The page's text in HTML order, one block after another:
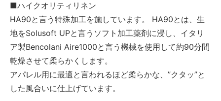
■ハイクオリティリネン
HA90と言う特殊加工を施しています。 HA90とは、生
地をSolusoft UPと言うソフト加工薬剤に浸し、イタリ
ア製Bencolani Aire1000と言う機械を使用して約90分間
乾燥させて柔らかくします。
アパレル用に最適と言われるほど柔らかな、”クタッ”と
した風合いに仕上げています。